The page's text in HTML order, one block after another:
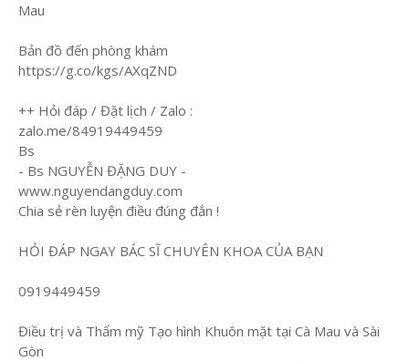
Mau
Bản đồ đến phòng khám
https://g.co/kgs/AXqZND
++ Hỏi đáp / Đặt lịch / Zalo :
zalo.me/84919449459
Bs
- Bs NGUYỄN ĐẶNG DUY -
www.nguyendangduy.com
Chia sẻ rèn luyện điều đúng đắn !
HỎI ĐÁP NGAY BÁC SĨ CHUYÊN KHOA CỦA BẠN
0919449459
Điều trị và Thẩm mỹ Tạo hình Khuôn mặt tại Cà Mau và Sài
Gòn